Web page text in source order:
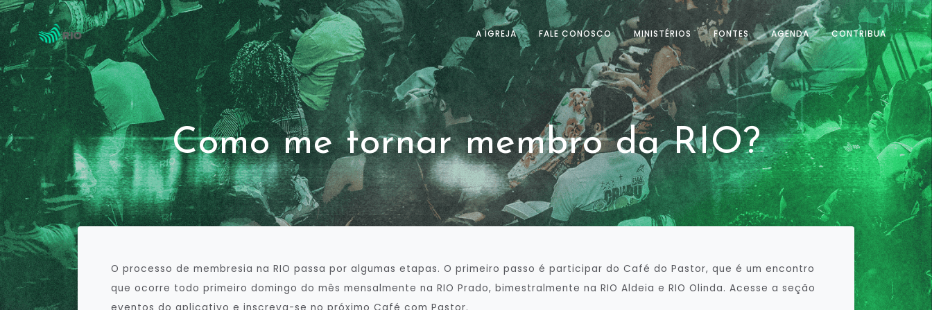
A IGREJA FALE CONOSCO MINISTÉRIOS FONTES AGENDA CONTRIBUA
Como me tornar membro da RIO?
O processo de membresia na RIO passa por algumas etapas. O primeiro passo é participar do Café do Pastor, que é um encontro
que ocorre todo primeiro domingo do mês mensalmente na RIO Prado, bimestralmente na RIO Aldeia e RIO Olinda. Acesse a seção